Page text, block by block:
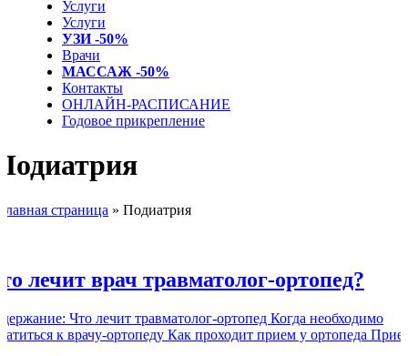
Услуги
Услуги
УЗИ -50%
Врачи
МАССАЖ -50%
Контакты
ОНЛАЙН-РАСПИСАНИЕ
Годовое прикрепление
страница » Подиатрия
лечит врач травматолог-ортопед?
Что лечит травматолог-ортопед Когда необходимо
к врачу-ортопеду Как проходит прием у ортопеда